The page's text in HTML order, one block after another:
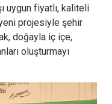
uygun fiyatlı, kaliteli
projesiyle şehir
doğayla iç içe,
oluşturmayı